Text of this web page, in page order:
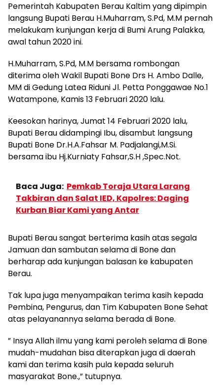
Pemerintah Kabupaten Berau Kaltim yang dipimpin
langsung Bupati Berau H.Muharram, S.Pd, M.M pernah
melakukam kunjungan kerja di Bumi Arung Palakka,
awal tahun 2020 ini.
H.Muharram, S.Pd, M.M bersama rombongan
diterima oleh Wakil Bupati Bone Drs H. Ambo Dalle,
MM di Gedung Latea Riduni Jl. Petta Ponggawae No.1
Watampone, Kamis 13 Februari 2020 lalu.
Keesokan harinya, Jumat 14 Februari 2020 lalu,
Bupati Berau didampingi Ibu, disambut langsung
Bupati Bone Dr.H.A.Fahsar M. Padjalangi,M.Si.
bersama ibu Hj.Kurniaty Fahsar,S.H ,Spec.Not.
Baca Juga: Pemkab Toraja Utara Larang
Takbiran dan Salat IED, Kapolres: Daging
Kurban Biar Kami yang Antar
Bupati Berau sangat berterima kasih atas segala
Jamuan dan sambutan selama di Bone dan
berharap ada kunjungan balasan ke kabupaten
Berau.
Tak lupa juga menyampaikan terima kasih kepada
Pembina, Pengurus, dan Tim Kabupaten Bone Sehat
atas pelayanannya selama berada di Bone.
” Insya Allah ilmu yang kami peroleh selama di Bone
mudah-mudahan bisa diterapkan juga di daerah
kami dan terima kasih pula kepada seluruh
masyarakat Bone.,” tutupnya.